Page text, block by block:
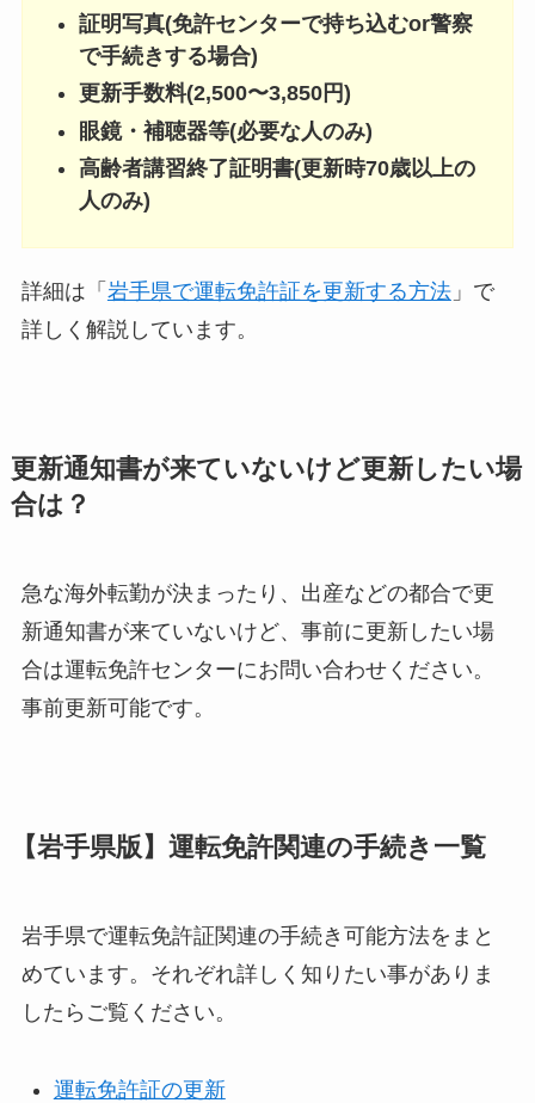
証明写真(免許センターで持ち込むor警察
で手続きする場合)
更新手数料(2,500〜3,850円)
眼鏡・補聴器等(必要な人のみ)
高齢者講習終了証明書(更新時70歳以上の
人のみ)
詳細は「 岩手県で運転免許証を更新する方法」で
詳しく解説しています。
更新通知書が来ていないけど更新したい場
合は？
急な海外転勤が決まったり、出産などの都合で更
新通知書が来ていないけど、事前に更新したい場
合は運転免許センターにお問い合わせください。
事前更新可能です。
【岩手県版】運転免許関連の手続き一覧
岩手県で運転免許証関連の手続き可能方法をまと
めています。それぞれ詳しく知りたい事がありま
したらご覧ください。
運転免許証の更新